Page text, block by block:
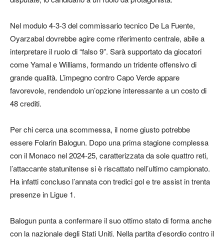
Nel modulo 4-3-3 del commissario tecnico De La Fuente,
Oyarzabal dovrebbe agire come riferimento centrale, abile a
interpretare il ruolo di “falso 9”. Sarà supportato da giocatori
come Yamal e Williams, formando un tridente offensivo di
grande qualità. L’impegno contro Capo Verde appare
favorevole, rendendolo un’opzione interessante a un costo di
48 crediti.
Per chi cerca una scommessa, il nome giusto potrebbe
essere Folarin Balogun. Dopo una prima stagione complessa
con il Monaco nel 2024-25, caratterizzata da sole quattro reti,
l’attaccante statunitense si è riscattato nell’ultimo campionato.
Ha infatti concluso l’annata con tredici gol e tre assist in trenta
presenze in Ligue 1.
Balogun punta a confermare il suo ottimo stato di forma anche
con la nazionale degli Stati Uniti. Nella partita d’esordio contro il